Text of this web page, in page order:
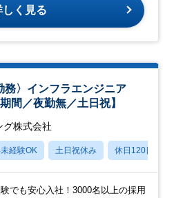
しく見る
務〉インフラエンジニア
間／夜勤無／土日祝】
グ株式会社
経験OK 土日祝休み 休日120日以上
でも安心入社！3000名以上の採用